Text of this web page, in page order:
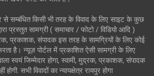
से सम्बंधित किसी भी तरह के विवाद के लिए साइट के कुछ
प्रस्तुत सामग्री ( समाचार / फोटो / विडियो आदि )
प्रकाशक, संपादक इस तरह के सामग्रियों के लिए कोई
है। न्यूज़ पोर्टल में प्रकाशित ऐसी सामग्री के लिए
स्वयं जिम्मेदार होगा, स्वामी, मुद्रक, प्रकाशक, संपादक
होगी. सभी विवादों का न्यायक्षेत्र रायपुर होगा